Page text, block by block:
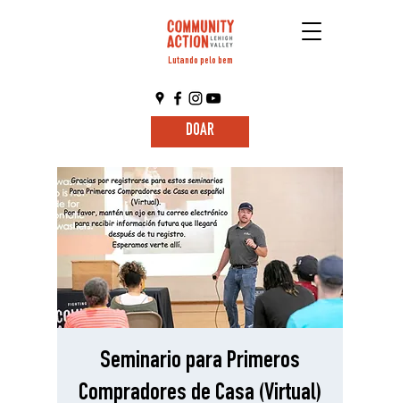
Lutando pelo bem
DOAR
Seminario para Primeros
Compradores de Casa (Virtual)